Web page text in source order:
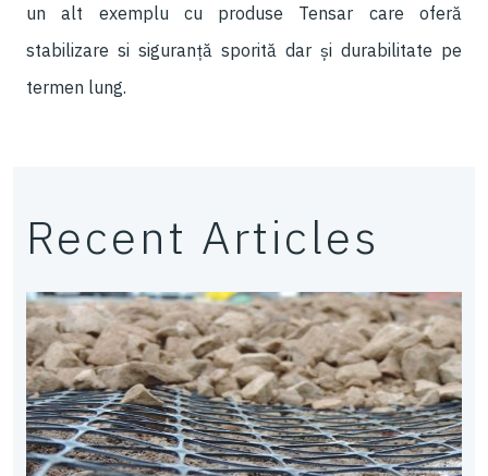
un alt exemplu cu produse Tensar care oferă
stabilizare si siguranță sporită dar și durabilitate pe
termen lung.
Recent Articles